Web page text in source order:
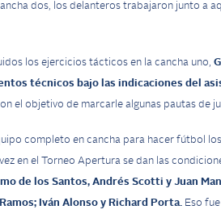
dos, los delanteros trabajaron junto a
los ejercicios tácticos en la cancha uno,
técnicos bajo las indicaciones del
el objetivo de marcarle algunas pautas de
completo en cancha para hacer fútbol
en el Torneo Apertura se dan las
de los Santos, Andrés Scotti y Juan
Iván Alonso y Richard Porta.Eso fue